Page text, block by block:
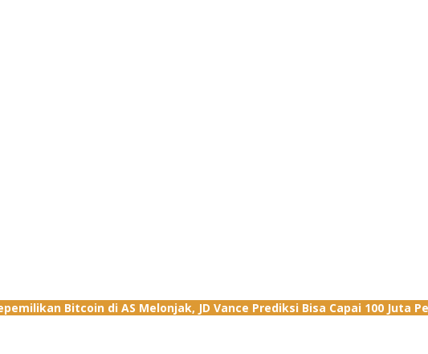
Bitcoin di AS Melonjak, JD Vance Prediksi Bisa Capai 100 Juta